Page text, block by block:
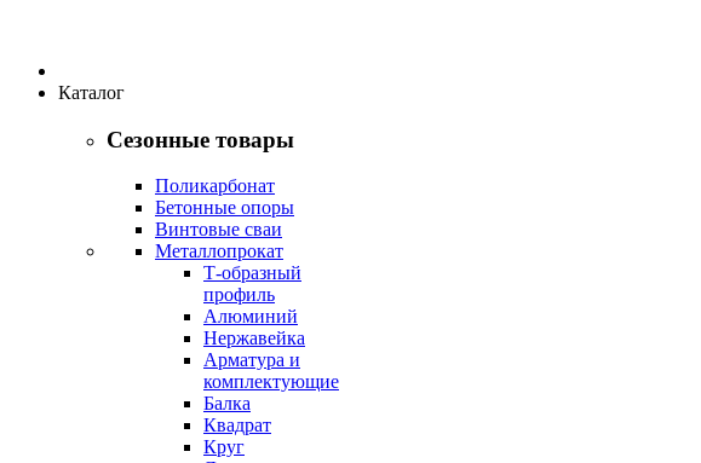
Каталог
Сезонные товары
Поликарбонат
Бетонные опоры
Винтовые сваи
Металлопрокат
Т-образный
профиль
Алюминий
Нержавейка
Арматура и
комплектующие
Балка
Квадрат
Круг